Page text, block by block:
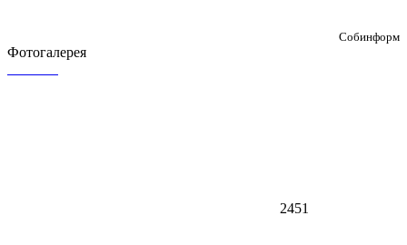
Собинформ
Фотогалерея
2451